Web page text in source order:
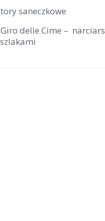
tory saneczkowe
Giro delle Cime –
szlakami